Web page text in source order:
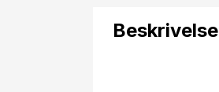
Beskrivelse